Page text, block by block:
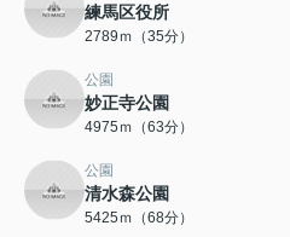
練馬区役所
2789ｍ（35分）
公園
妙正寺公園
4975ｍ（63分）
公園
清水森公園
5425ｍ（68分）